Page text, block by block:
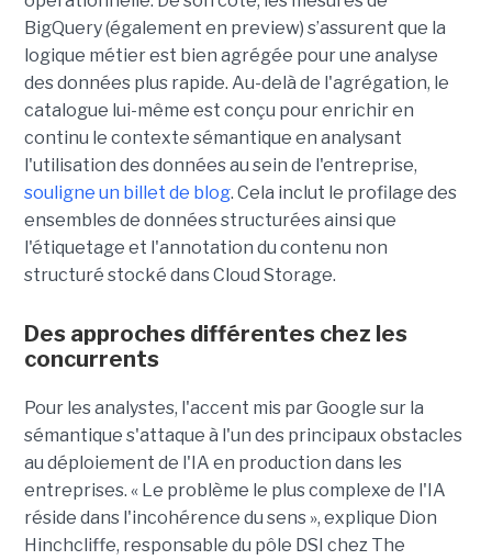
BigQuery (également en preview) s’assurent que la
logique métier est bien agrégée pour une analyse
des données plus rapide. Au-delà de l'agrégation, le
catalogue lui-même est conçu pour enrichir en
continu le contexte sémantique en analysant
l'utilisation des données au sein de l'entreprise,
souligne un billet de blog. Cela inclut le profilage des
ensembles de données structurées ainsi que
l'étiquetage et l'annotation du contenu non
structuré stocké dans Cloud Storage.
Des approches différentes chez les
concurrents
Pour les analystes, l'accent mis par Google sur la
sémantique s'attaque à l'un des principaux obstacles
au déploiement de l'IA en production dans les
entreprises. « Le problème le plus complexe de l'IA
réside dans l'incohérence du sens », explique Dion
Hinchcliffe, responsable du pôle DSI chez The